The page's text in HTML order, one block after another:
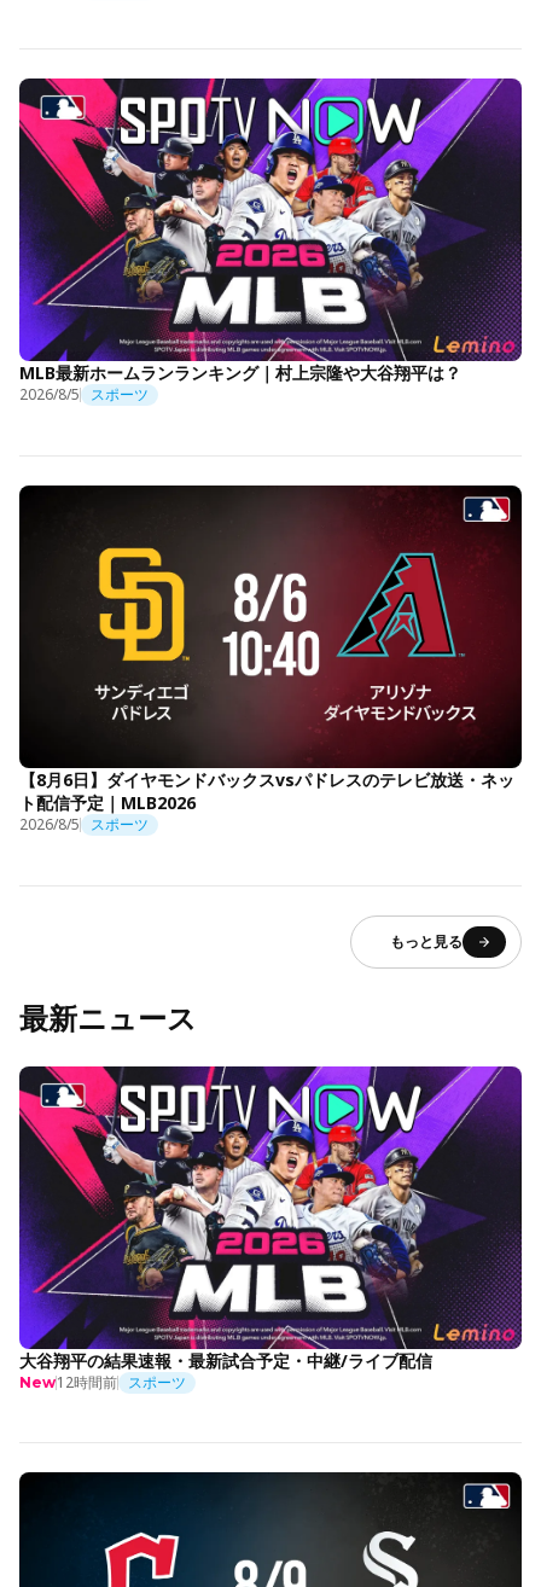
MLB最新ホームランランキング｜村上宗隆や大谷翔平は？
2026/8/5 スポーツ
【8月6日】ダイヤモンドバックスvsパドレスのテレビ放送・ネッ
ト配信予定｜MLB2026
2026/8/5 スポーツ
もっと見る
最新ニュース
大谷翔平の結果速報・最新試合予定・中継/ライブ配信
New12時間前 スポーツ